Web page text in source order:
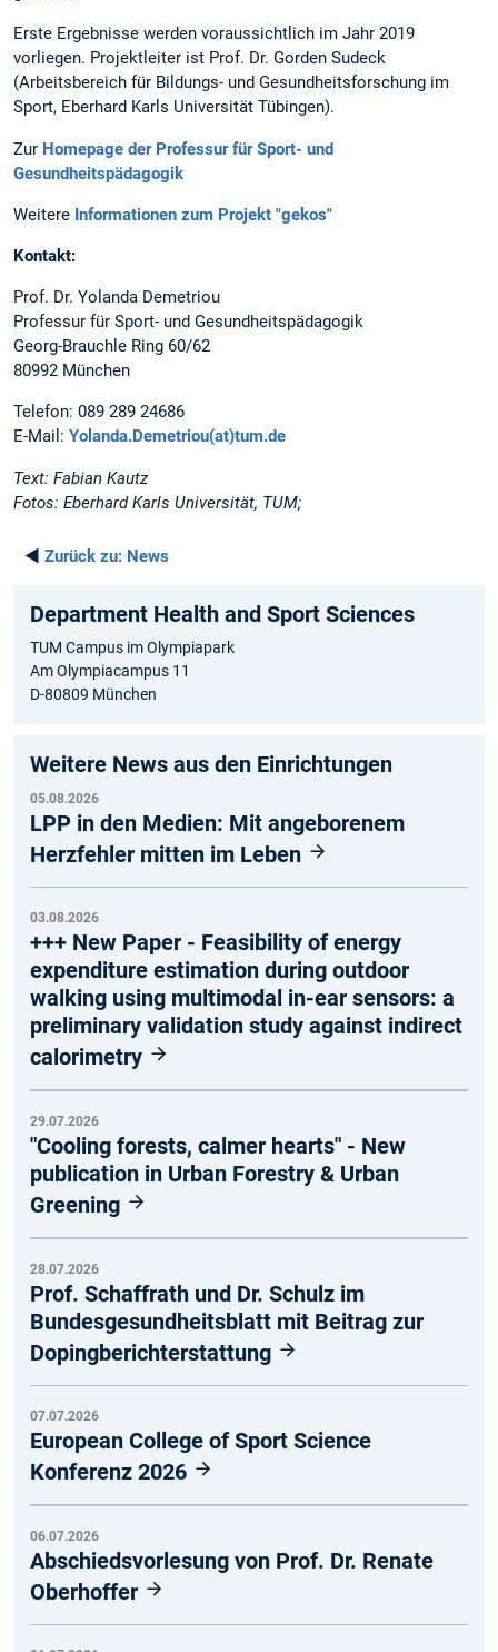
Erste Ergebnisse werden voraussichtlich im Jahr 2019
vorliegen. Projektleiter ist Prof. Dr. Gorden Sudeck
(Arbeitsbereich für Bildungs- und Gesundheitsforschung im
Sport, Eberhard Karls Universität Tübingen).
Zur Homepage der Professur für Sport- und
Gesundheitspädagogik
Weitere Informationen zum Projekt "gekos"
Kontakt:
Prof. Dr. Yolanda Demetriou
Professur für Sport- und Gesundheitspädagogik
Georg-Brauchle Ring 60/62
80992 München
Telefon: 089 289 24686
E-Mail: Yolanda.Demetriou(at)tum.de
Text: Fabian Kautz
Fotos: Eberhard Karls Universität, TUM;
◄ Zurück zu: News
Department Health and Sport Sciences
TUM Campus im Olympiapark
Am Olympiacampus 11
D-80809 München
Weitere News aus den Einrichtungen
05.08.2026
LPP in den Medien: Mit angeborenem
Herzfehler mitten im Leben
03.08.2026
+++ New Paper - Feasibility of energy
expenditure estimation during outdoor
walking using multimodal in-ear sensors: a
preliminary validation study against indirect
calorimetry
29.07.2026
"Cooling forests, calmer hearts" - New
publication in Urban Forestry & Urban
Greening
28.07.2026
Prof. Schaffrath und Dr. Schulz im
Bundesgesundheitsblatt mit Beitrag zur
Dopingberichterstattung
07.07.2026
European College of Sport Science
Konferenz 2026
06.07.2026
Abschiedsvorlesung von Prof. Dr. Renate
Oberhoffer